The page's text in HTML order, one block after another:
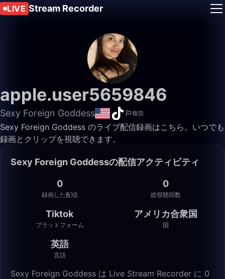
LIVE Stream Recorder
apple.user5659846
Sexy Foreign Goddess 報告
Sexy Foreign Goddess のライブ配信録画はこちら。いつでも
録画とクリップを視聴できます。
Sexy Foreign Goddessの配信アクティビティ
0
録画した配信
0
総視聴回数
Tiktok
プラットフォーム
アメリカ合衆国
国
英語
言語
Sexy Foreign Goddess は Live Stream Recorder に 0